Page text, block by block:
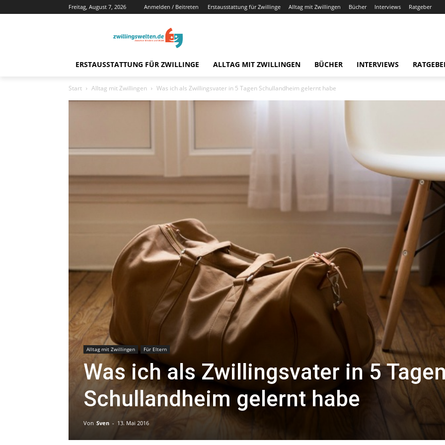
Freitag, August 7, 2026 Anmelden / Beitreten Erstausstattung für Zwillinge Alltag mit Zwillingen Bücher Interviews Ratgeber
ERSTAUSSTATTUNG FÜR ZWILLINGE ALLTAG MIT ZWILLINGEN BÜCHER INTERVIEWS
Start Alltag mit Zwillingen Was ich als Zwillingsvater in 5 Tagen Schullandheim gelernt habe
Alltag mit Zwillingen Für Eltern
Was ich als Zwillingsvater in 5
Schullandheim gelernt habe
Von Sven - 13. Mai 2016